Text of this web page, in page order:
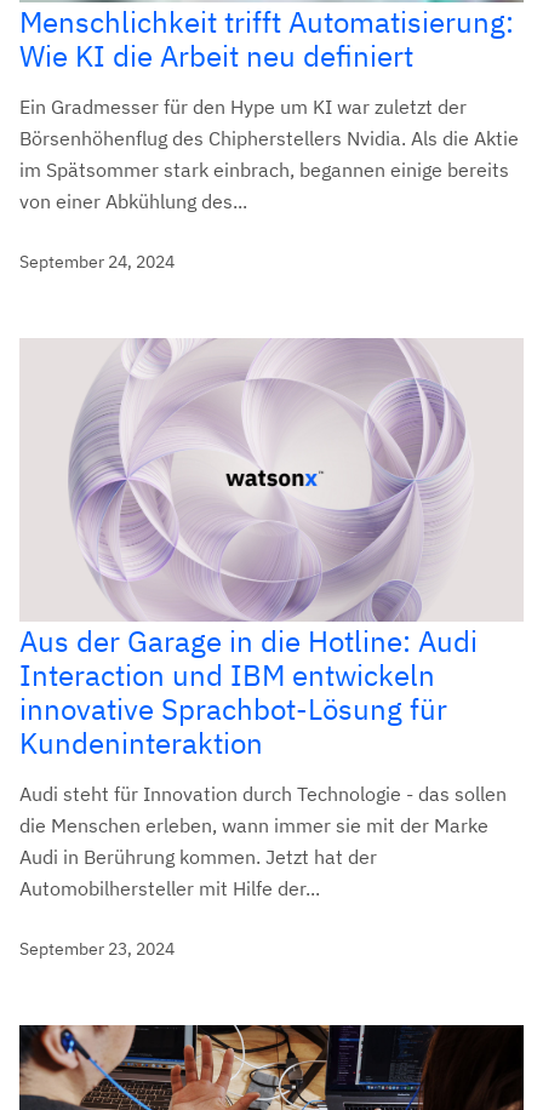
Menschlichkeit trifft Automatisierung:
Wie KI die Arbeit neu definiert
Ein Gradmesser für den Hype um KI war zuletzt der
Börsenhöhenflug des Chipherstellers Nvidia. Als die Aktie
im Spätsommer stark einbrach, begannen einige bereits
von einer Abkühlung des...
September 24, 2024
Aus der Garage in die Hotline: Audi
Interaction und IBM entwickeln
innovative Sprachbot-Lösung für
Kundeninteraktion
Audi steht für Innovation durch Technologie - das sollen
die Menschen erleben, wann immer sie mit der Marke
Audi in Berührung kommen. Jetzt hat der
Automobilhersteller mit Hilfe der...
September 23, 2024